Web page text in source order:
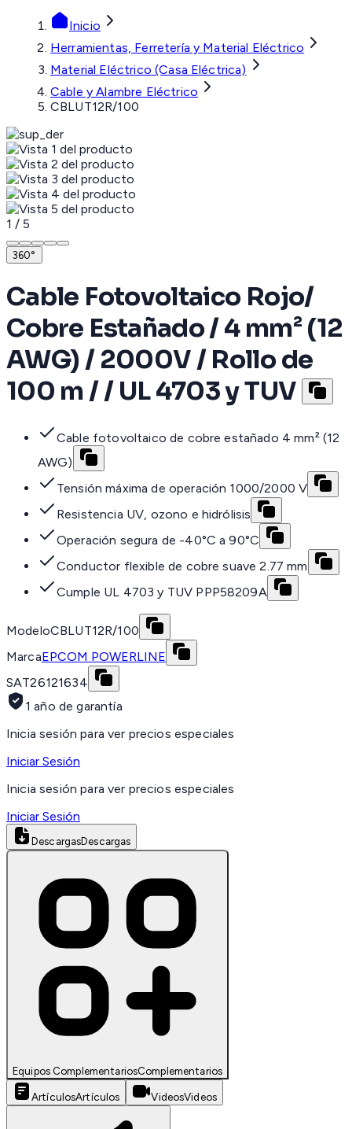
Inicio
Herramientas, Ferretería y Material Eléctrico
Material Eléctrico (Casa Eléctrica)
Cable y Alambre Eléctrico
CBLUT12R/100
1 / 5
360°
Cable Fotovoltaico Rojo/
Cobre Estañado / 4 mm² (12
AWG) / 2000V / Rollo de
100 m / / UL 4703 y TUV
Cable fotovoltaico de cobre estañado 4 mm² (12
AWG)
Tensión máxima de operación 1000/2000 V
Resistencia UV, ozono e hidrólisis
Operación segura de -40°C a 90°C
Conductor flexible de cobre suave 2.77 mm
Cumple UL 4703 y TUV PPP58209A
ModeloCBLUT12R/100
MarcaEPCOM POWERLINE
SAT26121634
1 año de garantía
Inicia sesión para ver precios especiales
Iniciar Sesión
Inicia sesión para ver precios especiales
Iniciar Sesión
DescargasDescargas
Equipos ComplementariosComplementarios
ArtículosArtículos VideosVideos